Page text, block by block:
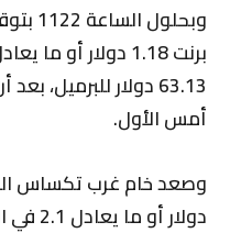
أمس الأول.